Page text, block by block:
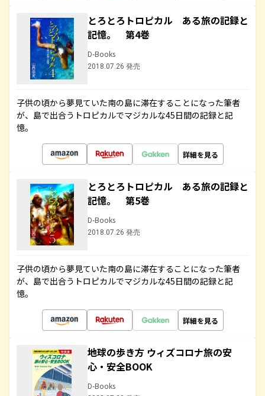
とろとろトロピカル ある旅の記録と
記憶。 第4巻
D-Books
2018.07.26 発売
子供の頃から夢見ていた南の島に滞在することになった筆者
が、島で出合うトロピカルでマジカルな45日間の記録と記
憶。
詳細を見る
とろとろトロピカル ある旅の記録と
記憶。 第5巻
D-Books
2018.07.26 発売
子供の頃から夢見ていた南の島に滞在することになった筆者
が、島で出合うトロピカルでマジカルな45日間の記録と記
憶。
詳細を見る
地球の歩き方 ウィズコロナ旅の安
心・安全BOOK
D-Books